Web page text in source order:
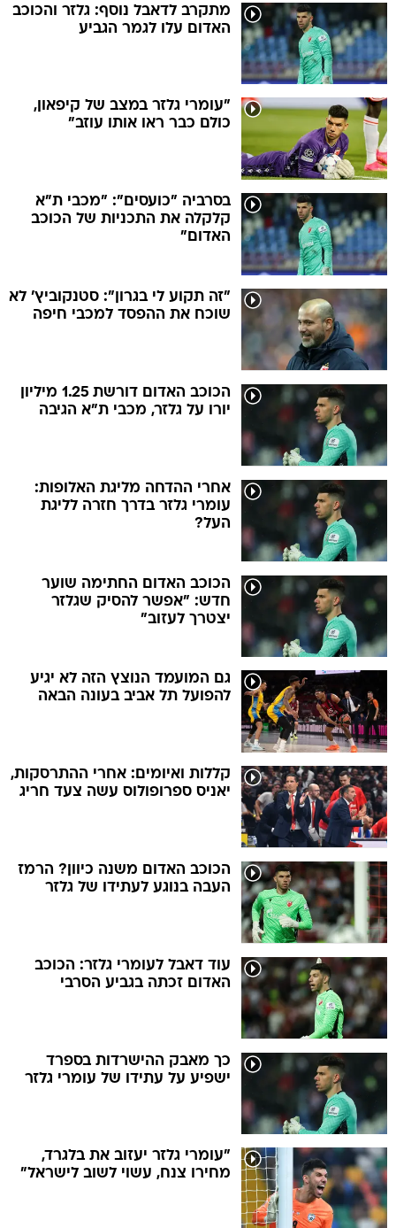
מתקרב לדאבל נוסף: גלזר והכוכב
האדום עלו לגמר הגביע
"עומרי גלזר במצב של קיפאון,
כולם כבר ראו אותו עוזב"
בסרביה "כועסים": "מכבי ת"א
קלקלה את התכניות של הכוכב
האדום"
"זה תקוע לי בגרון": סטנקוביץ' לא
שוכח את ההפסד למכבי חיפה
הכוכב האדום דורשת 1.25 מיליון
יורו על גלזר, מכבי ת"א הגיבה
אחרי ההדחה מליגת האלופות:
עומרי גלזר בדרך חזרה לליגת
העל?
הכוכב האדום החתימה שוער
חדש: "אפשר להסיק שגלזר
יצטרך לעזוב"
גם המועמד הנוצץ הזה לא יגיע
להפועל תל אביב בעונה הבאה
קללות ואיומים: אחרי ההתרסקות,
יאניס ספרופולוס עשה צעד חריג
הכוכב האדום משנה כיוון? הרמז
העבה בנוגע לעתידו של גלזר
עוד דאבל לעומרי גלזר: הכוכב
האדום זכתה בגביע הסרבי
כך מאבק ההישרדות בספרד
ישפיע על עתידו של עומרי גלזר
"עומרי גלזר יעזוב את בלגרד,
מחירו צנח, עשוי לשוב לישראל"